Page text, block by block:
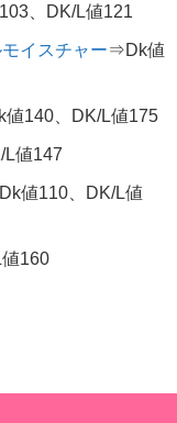
、DK/L値121
イスチャー⇒Dk値
140、DK/L値175
値147
値110、DK/L値
160